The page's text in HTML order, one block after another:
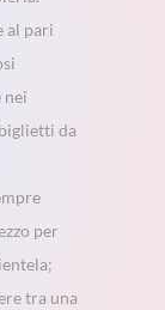
al pari
nei
da
per
tra una